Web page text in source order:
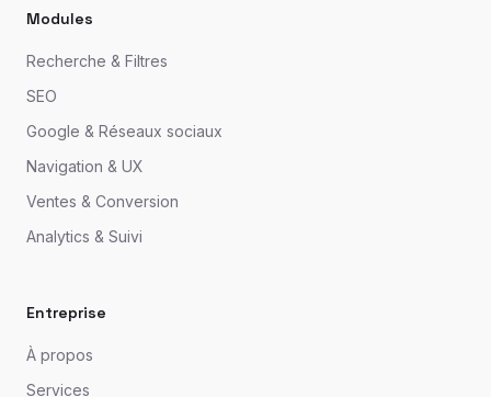
Modules
Recherche & Filtres
SEO
Google & Réseaux sociaux
Navigation & UX
Ventes & Conversion
Analytics & Suivi
Entreprise
À propos
Services